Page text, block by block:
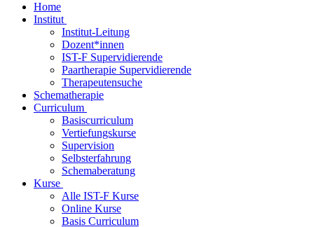
Home
Institut
Institut-Leitung
Dozent*innen
IST-F Supervidierende
Paartherapie Supervidierende
Therapeutensuche
Schematherapie
Curriculum
Basiscurriculum
Vertiefungskurse
Supervision
Selbsterfahrung
Schemaberatung
Kurse
Alle IST-F Kurse
Online Kurse
Basis Curriculum